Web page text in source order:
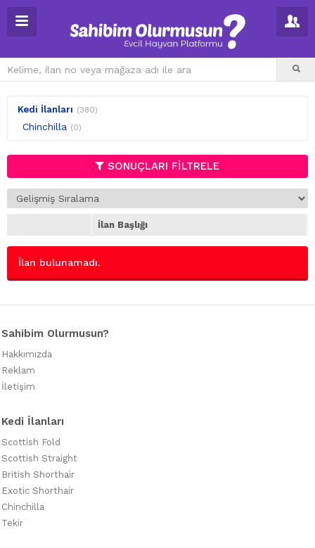
Kedi İlanları (380)
Chinchilla (0)
SONUÇLARI FİLTRELE
İlan Başlığı
İlan bulunamadı.
Sahibim Olurmusun?
Hakkımızda
Reklam
İletişim
Kedi İlanları
Scottish Fold
Scottish Straight
British Shorthair
Exotic Shorthair
Chinchilla
Tekir